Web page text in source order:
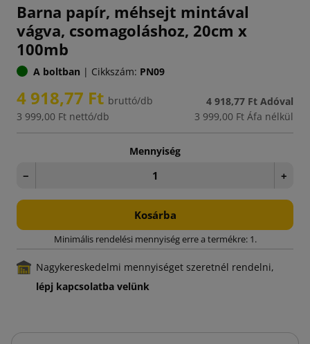
Barna papír, méhsejt mintával
vágva, csomagoláshoz, 20cm x
100mb
A boltban | Cikkszám: PN09
4 918,77 Ft bruttó/db
3 999,00 Ft nettó/db
4 918,77 Ft Adóval
3 999,00 Ft Áfa nélkül
Mennyiség
− +
Kosárba
Minimális rendelési mennyiség erre a termékre: 1.
Nagykereskedelmi mennyiséget szeretnél rendelni,
lépj kapcsolatba velünk